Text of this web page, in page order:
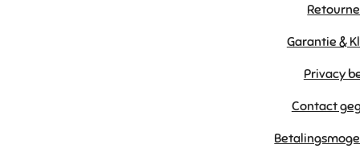
Garantie &
Privacy
Contact